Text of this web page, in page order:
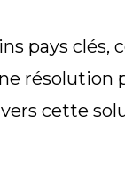
pays clés,
résolution
cette